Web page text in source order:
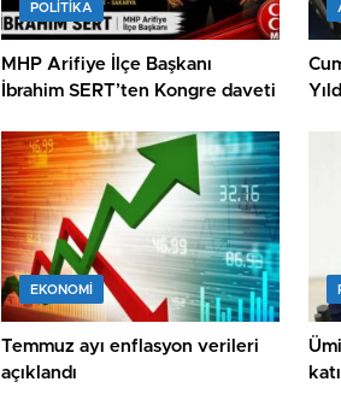
POLİTİKA
MHP Arifiye İlçe Başkanı
İbrahim SERT’ten Kongre daveti
EKONOMİ
Temmuz ayı enflasyon verileri
açıklandı